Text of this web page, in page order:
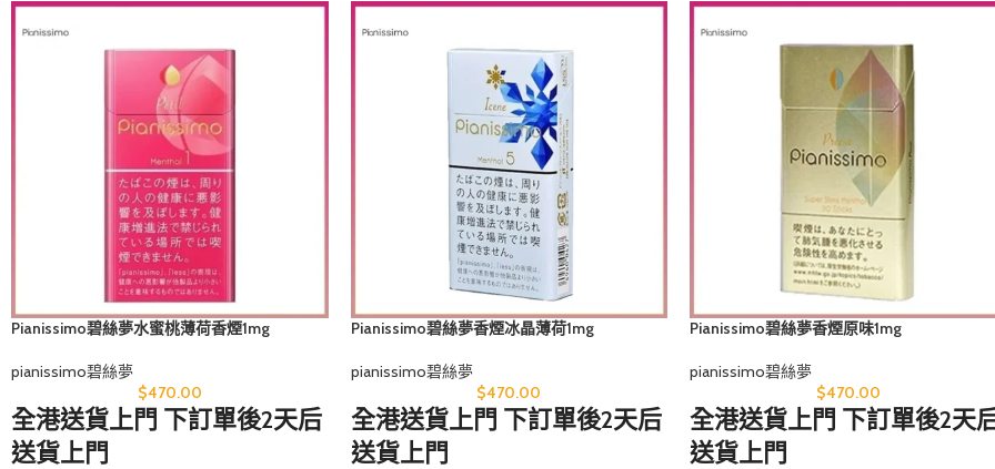
Pianissimo碧絲夢水蜜桃薄荷香煙1mg
pianissimo碧絲夢
$470.00
全港送貨上門 下訂單後2天后
送貨上門
Pianissimo碧絲夢香煙冰晶薄荷1mg
pianissimo碧絲夢
$470.00
全港送貨上門 下訂單後2天后
送貨上門
Pianissimo碧絲夢香煙原味1mg
pianissimo碧絲夢
$470.00
全港送貨上門 下訂單後2天
送貨上門